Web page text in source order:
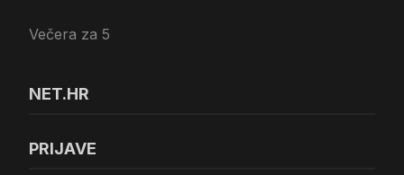
Večera za 5
NET.HR
PRIJAVE